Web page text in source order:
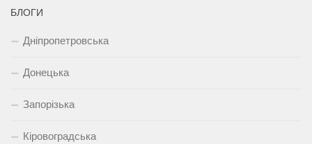
БЛОГИ
Дніпропетровська
Донецька
Запорізька
Кіровоградська